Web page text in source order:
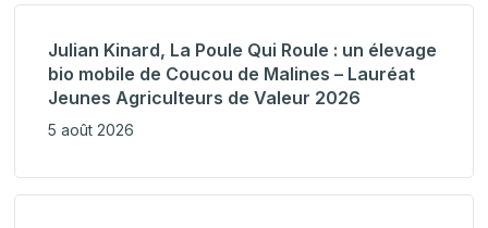
Julian Kinard, La Poule Qui Roule : un élevage
bio mobile de Coucou de Malines – Lauréat
Jeunes Agriculteurs de Valeur 2026
5 août 2026